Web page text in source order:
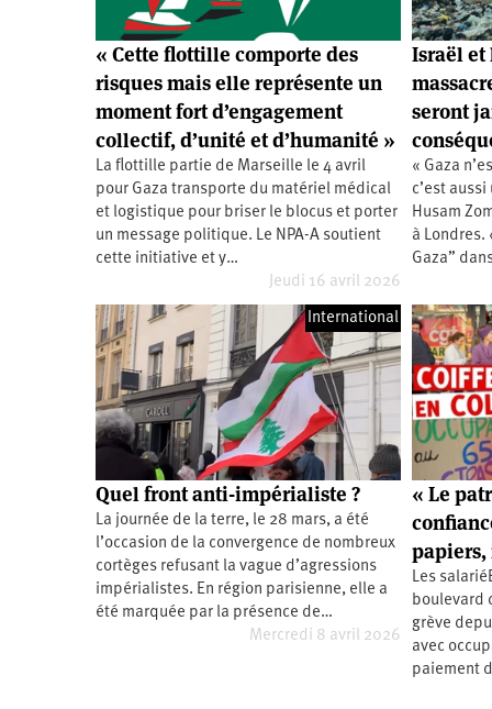
« Cette flottille comporte des
risques mais elle représente un
moment fort d’engagement
collectif, d’unité et d’humanité »
La flottille partie de Marseille le 4 avril
pour Gaza transporte du matériel médical
et logistique pour briser le blocus et porter
un message politique. Le NPA-A soutient
cette initiative et y…
Jeudi 16 avril 2026
Israël et
seront
« Gaza
c’est
Husam
à Londres.
Gaza”
International
Quel front anti-impérialiste ?
La journée de la terre, le 28 mars, a été
l’occasion de la convergence de nombreux
cortèges refusant la vague d’agressions
impérialistes. En région parisienne, elle a
été marquée par la présence de…
Mercredi 8 avril 2026
« Le
papiers,
Les
boulevard
grève
avec
paiement